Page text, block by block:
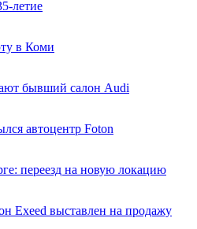
летие
в Коми
бывший салон Audi
автоцентр Foton
переезд на новую локацию
Exeed выставлен на продажу